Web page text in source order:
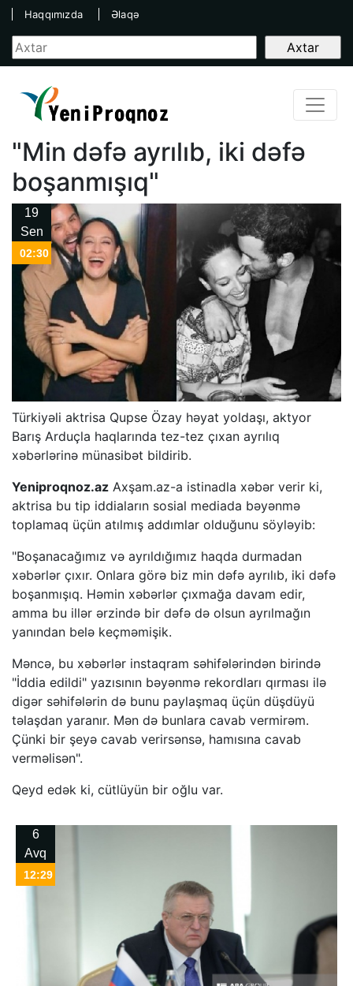
Haqqımızda Əlaqə
"Min dəfə ayrılıb, iki dəfə
boşanmışıq"
19
Sen
02:30
Türkiyəli aktrisa Qupse Özay həyat yoldaşı, aktyor
Barış Arduçla haqlarında tez-tez çıxan ayrılıq
xəbərlərinə münasibət bildirib.
Yeniproqnoz.az Axşam.az-a istinadla xəbər verir ki,
aktrisa bu tip iddiaların sosial mediada bəyənmə
toplamaq üçün atılmış addımlar olduğunu söyləyib:
"Boşanacağımız və ayrıldığımız haqda durmadan
xəbərlər çıxır. Onlara görə biz min dəfə ayrılıb, iki dəfə
boşanmışıq. Həmin xəbərlər çıxmağa davam edir,
amma bu illər ərzində bir dəfə də olsun ayrılmağın
yanından belə keçməmişik.
Məncə, bu xəbərlər instaqram səhifələrindən birində
"İddia edildi" yazısının bəyənmə rekordları qırması ilə
digər səhifələrin də bunu paylaşmaq üçün düşdüyü
təlaşdan yaranır. Mən də bunlara cavab vermirəm.
Çünki bir şeyə cavab verirsənsə, hamısına cavab
verməlisən".
Qeyd edək ki, cütlüyün bir oğlu var.
6
Avq
12:29